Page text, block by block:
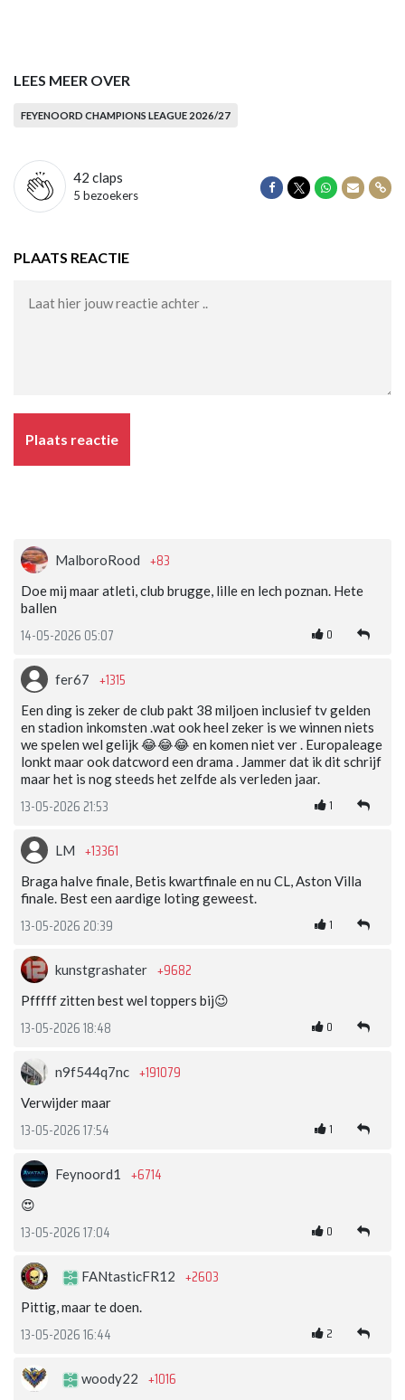
LEES MEER OVER
FEYENOORD CHAMPIONS LEAGUE 2026/27
42 claps
5 bezoekers
Delen op Facebook
Delen op Twitter
Delen op
Delen
PLAATS REACTIE
Plaats reactie
MalboroRood +83
Doe mij maar atleti, club brugge, lille en lech poznan. Hete
ballen
14-05-2026 05:07 0
fer67 +1315
Een ding is zeker de club pakt 38 miljoen inclusief tv gelden
en stadion inkomsten .wat ook heel zeker is we winnen niets
we spelen wel gelijk 😂😂😂 en komen niet ver . Europaleage
lonkt maar ook datcword een drama . Jammer dat ik dit schrijf
maar het is nog steeds het zelfde als verleden jaar.
13-05-2026 21:53 1
LM +13361
Braga halve finale, Betis kwartfinale en nu CL, Aston Villa
finale. Best een aardige loting geweest.
13-05-2026 20:39 1
kunstgrashater +9682
Pfffff zitten best wel toppers bij😉
13-05-2026 18:48 0
n9f544q7nc +191079
Verwijder maar
13-05-2026 17:54 1
Feynoord1 +6714
😍
13-05-2026 17:04 0
FANtasticFR12 +2603
Pittig, maar te doen.
13-05-2026 16:44 2
woody22 +1016